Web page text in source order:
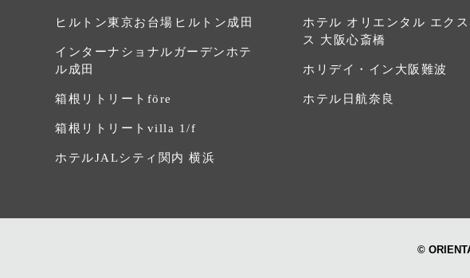
ヒルトン東京お台場 ヒルトン成田
インターナショナルガーデンホテ
ル成田
箱根リトリートföre
箱根リトリートvilla 1/f
ホテルJALシティ関内 横浜
ホテル オリエンタル エクス
ス 大阪心斎橋
ホリデイ・イン大阪難波
ホテル日航奈良
©